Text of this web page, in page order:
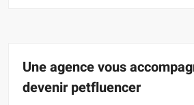
Une agence vous
devenir petfluencer